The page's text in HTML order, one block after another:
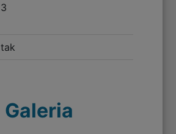
3
tak
Galeria